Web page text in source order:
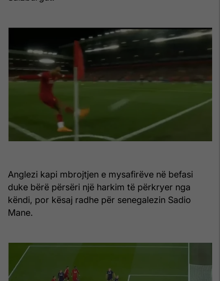
Anglezi kapi mbrojtjen e mysafirëve në befasi
duke bërë përsëri një harkim të përkryer nga
këndi, por kësaj radhe për senegalezin Sadio
Mane.